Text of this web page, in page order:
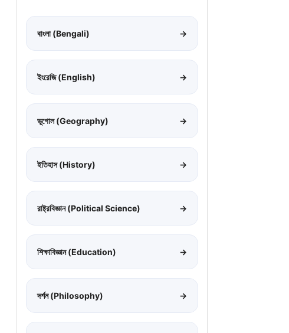
বাংলা (Bengali) →
ইংরেজি (English) →
ভূগোল (Geography) →
ইতিহাস (History) →
রাষ্ট্রবিজ্ঞান (Political Science) →
শিক্ষাবিজ্ঞান (Education) →
দর্শন (Philosophy) →